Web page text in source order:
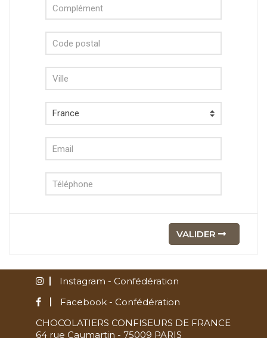
VALIDER
Instagram - Confédération
Facebook - Confédération
CHOCOLATIERS CONFISEURS DE FRANCE
64 rue Caumartin - 75009 PARIS